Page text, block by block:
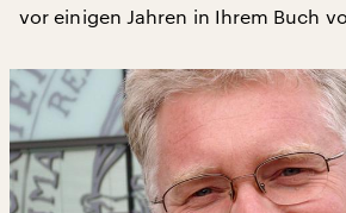
vor einigen Jahren in Ihrem Buch